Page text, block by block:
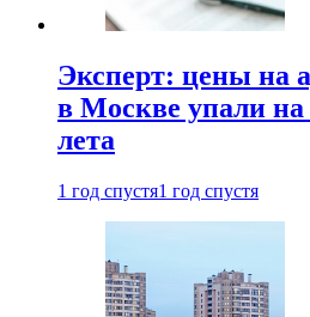
Эксперт: цены на
в Москве упали на
лета
1 год спустя1 год спустя